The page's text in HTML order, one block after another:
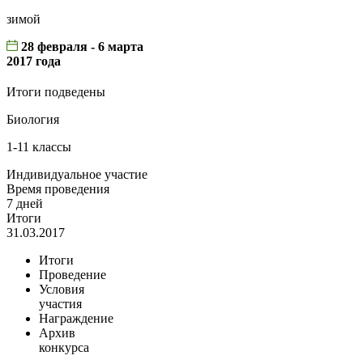
зимой
28 февраля - 6 марта
2017 года
Итоги подведены
Биология
1-11 классы
Индивидуальное участие
Время проведения
7 дней
Итоги
31.03.2017
Итоги
Проведение
Условия
участия
Награждение
Архив
конкурса